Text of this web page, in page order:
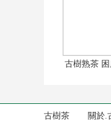
古樹熟茶
古樹茶 關於.